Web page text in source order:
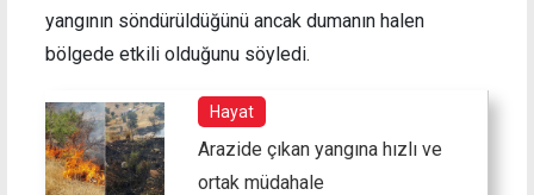
yangının söndürüldüğünü ancak dumanın halen
bölgede etkili olduğunu söyledi.
Hayat
Arazide çıkan yangına hızlı ve
ortak müdahale